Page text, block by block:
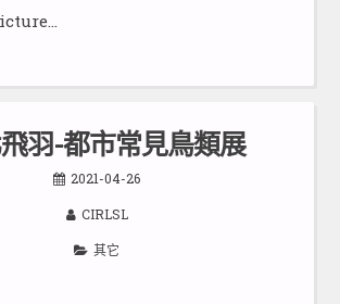
羽-都市常見鳥類展
2021-04-26
CIRLSL
其它